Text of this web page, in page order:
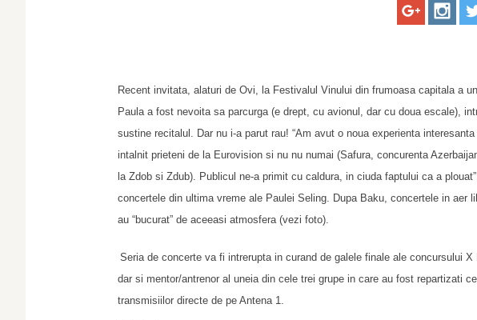
Recent invitata, alaturi de Ovi, la Festivalul Vinului din frumoasa capitala a
Paula a fost nevoita sa parcurga (e drept, cu avionul, dar cu doua escale),
sustine recitalul. Dar nu i-a parut rau! “Am avut o noua experienta
intalnit prieteni de la Eurovision si nu nu numai (Safura, concurenta
la Zdob si Zdub). Publicul ne-a primit cu caldura, in ciuda faptului ca a
concertele din ultima vreme ale Paulei Seling. Dupa Baku, concertele in aer
au “bucurat” de aceeasi atmosfera (vezi foto).
Seria de concerte va fi intrerupta in curand de galele finale ale concursului
dar si mentor/antrenor al uneia din cele trei grupe in care au fost repartizati
transmisiilor directe de pe Antena 1.